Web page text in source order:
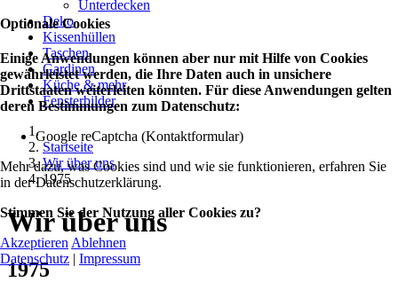
Unterdecken
Deko
Kissenhüllen
Taschen
Gardinen
Küche & mehr
Fensterbilder
Startseite
Wir über uns
1975
Wir über uns
1975
Optionale Cookies
Einige Anwendungen können aber nur mit Hilfe von Cookies
gewährleistet werden, die Ihre Daten auch in unsichere
Drittstaaten weiterleiten könnten. Für diese Anwendungen gelten
deren Bestimmungen zum Datenschutz:
Google reCaptcha (Kontaktformular)
Mehr dazu, was Cookies sind und wie sie funktionieren, erfahren Sie
in der Datenschutzerklärung.
Stimmen Sie der Nutzung aller Cookies zu?
Akzeptieren Ablehnen
Datenschutz | Impressum